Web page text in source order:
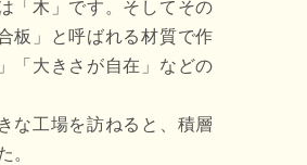
「木」です。そしてその
板」と呼ばれる材質で作
「大きさが自在」などの
な工場を訪ねると、積層
。